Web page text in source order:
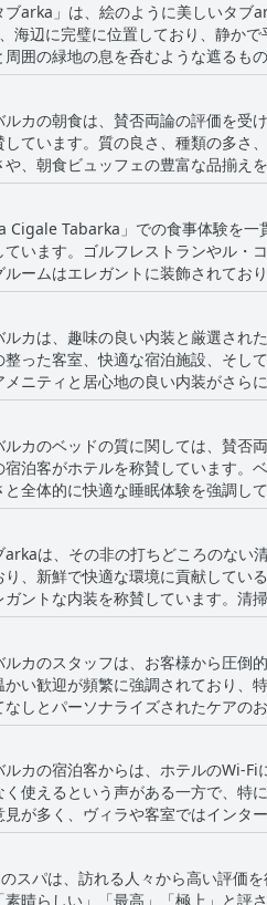
ブarka」は、絵のように美しいタ
海辺に完璧に位置しており、静か
囲の緑地の息を呑むような遮るも
ています。 ホテルのロケーションからは、まさに魔法のようだと評されるパノラマの
す。魅力的な町の中心部の近くに
保証します。有名なゴルフコース
す。緑豊かなエリ
フロントなど、「ラ・シガール・
。
カの朝食は、賛否両論の評価を受
しています。質の良さ、種類の多さ
ッフェの豊富な品揃えを称賛する声も上がっています。
、5つ星ホテルの水準には達して
朝食ビュッフェに本格的な料理が
指摘する人もいます。 これらの批判にもかかわらず、ラ・シガール・タバル
ブな方向に傾いており、ホテルの星
ションを楽しんでいます。
Cigale Tabarka」での食事体験を
ています。ゴルフレストランやル・
ームはエレガントに装飾されてお
ービュッフェで、新鮮なジュース、エビ、クロワッサンなどの新鮮な食
質の高いセレクションを提供して
的であると指摘しましたが、多く
という具体的な言及は、ダイニン
ルの構造の高い水準に達している
たが、一部の宿泊客は料理の選択肢
の料金が提供される料理に対して
ることを指摘したりしました。ま
全体として、La Cigale Tabarkaの料理は、その味とプレゼンテーションが高く評価され
は星付きまたはミシュランの星付
カは、趣味の良い内装と厳選され
った客室、快適な宿泊施設、そし
の良い内装がさらにそれを高めています。 このような良い点が
中に客室の清掃に問題があったり
し古くなっているとの指摘もあり
れらの問題の多くは迅速に解決され、ゲストは満
献していると評価されています。
不備も見られましたが、美しい景
て魅力的な選択肢としています。
カのベッドの質に関しては、賛否
泊客がホテルを称賛しています。
験を強調しています。 しかし、すべての意見が絶賛ではありませんでした。
えていると感じた宿泊客もいまし
のため、自分でベッドを修理しな
い感触を楽しんでいる一方で、理想的
ール・タバルカの柔らかくて快適
しょう。
arkaは、その非の打ちどころのない
り、新鮮で快適な環境に貢献してい
ントな内装を称賛しています。清
で注目されています。ホテルは非常に
、静かな滞在場所としての魅力を
す。 改善が必要な箇所に関するいくつかの孤立した言及がありますが、これらの小さな点は
を覆い隠すものではありません。
とって、卓越した選択肢となって
カのスタッフは、お客様から圧倒
い歓迎が頻繁に強調されており、
ーソナライズされたケアのおかげで、非常に歓
ドリーで親切な受付係や、スムー
ェイターであるワリド氏や、受付
い笑顔とポジティブな姿勢も指摘
という小さな指摘もありましたが
様が大切にされていると感じさせ
ルカの宿泊客からは、ホテルのWi-
使えるという声がある一方で、特
が多く、ヴィラや客室ではインタ
いう懸念も示されています。しか
性が示唆されています。
スパは、訪れる人々から高い評価
晴らしい」「最高」「極上」と評